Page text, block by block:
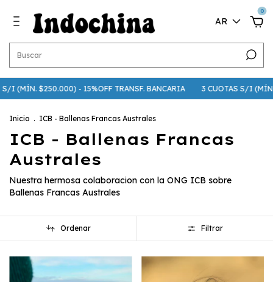
AR
0
$250.000) - 15%OFF TRANSF. BANCARIA 3 CUOTAS S/I (MÍN.
Inicio . ICB - Ballenas Francas Australes
ICB - Ballenas Francas
Australes
Nuestra hermosa colaboracion con la ONG ICB sobre
Ballenas Francas Australes
Ordenar Filtrar